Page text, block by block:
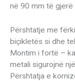
në 90 mm të gjerë
Përshtatje me
biçikletës si dhe
Montim i fortë –
metali sigurojnë
Përshtatja e